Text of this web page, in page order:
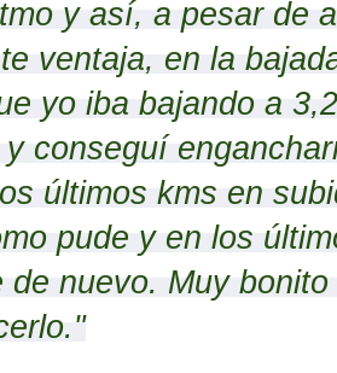
y así, a pesar de
ventaja, en la
yo iba bajando a
conseguí
últimos kms en
pude y en los
de nuevo. Muy